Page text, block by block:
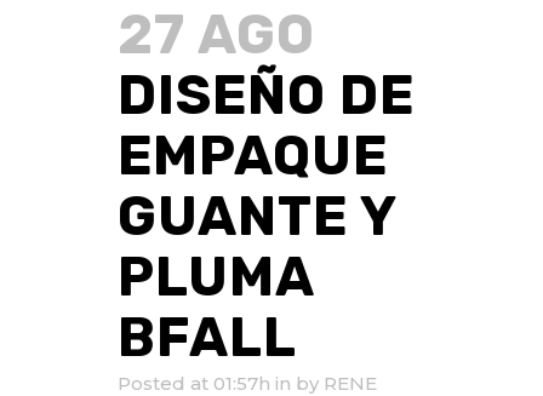
27 AGO
DISEÑO DE
EMPAQUE
GUANTE Y
PLUMA
BFALL
Posted at 01:57h in by RENE